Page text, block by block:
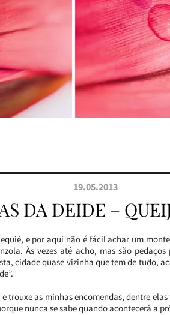
19.05.2013
DA DEIDE –
e por aqui não é fácil achar um
Às vezes até acho, mas são
cidade quase vizinha que tem de tudo,
trouxe as minhas encomendas, dentre
nunca se sabe quando acontecerá a